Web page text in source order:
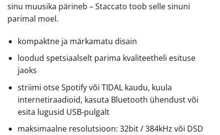
sinu muusika pärineb – Staccato toob selle sinuni
parimal moel.
kompaktne ja märkamatu disain
loodud spetsiaalselt parima kvaliteetheli esituse
jaoks
striimi otse Spotify või TIDAL kaudu, kuula
internetiraadioid, kasuta Bluetooth ühendust või
esita lugusid USB-pulgalt
maksimaalne resolutsioon: 32bit / 384kHz või DSD